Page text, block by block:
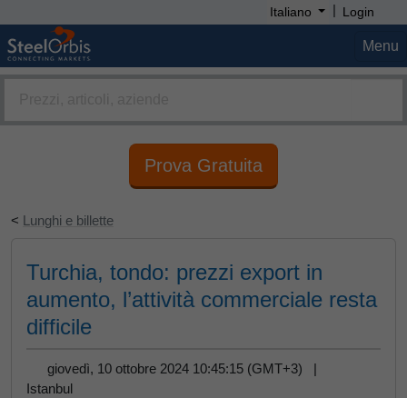
Italiano | Login
Menu
Prova Gratuita
< Lunghi e billette
Turchia, tondo: prezzi export in
aumento, l’attività commerciale resta
difficile
giovedì, 10 ottobre 2024 10:45:15 (GMT+3) |
Istanbul